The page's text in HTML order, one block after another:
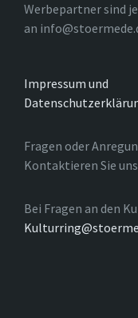
Werbepartner sind
an
Impressum und
Fragen oder
Kontaktieren Sie
Bei Fragen an den